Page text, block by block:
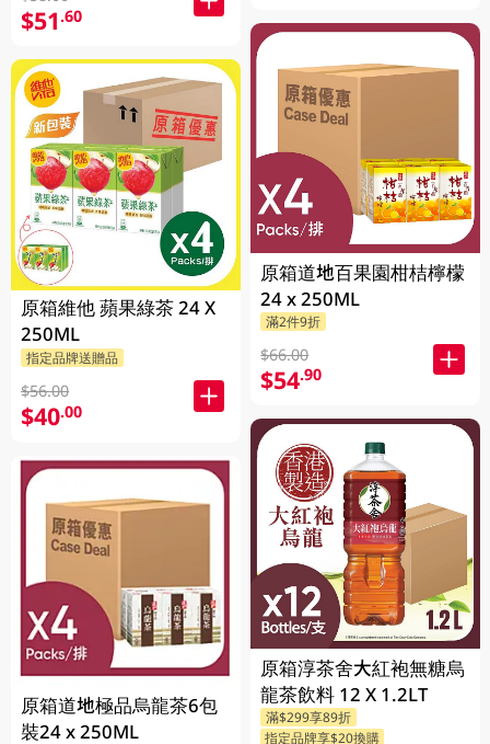
$51.60
原箱維他 蘋果綠茶 24 X
250ML
指定品牌送贈品
$56.00
$40.00
原箱道地極品烏龍茶6包
裝24 x 250ML
原箱道地百果園柑桔檸檬
24 x 250ML
滿2件9折
$66.00
$54.90
原箱淳茶舍大紅袍無糖烏
龍茶飲料 12 X 1.2LT
滿$299享89折
指定品牌享$20換購